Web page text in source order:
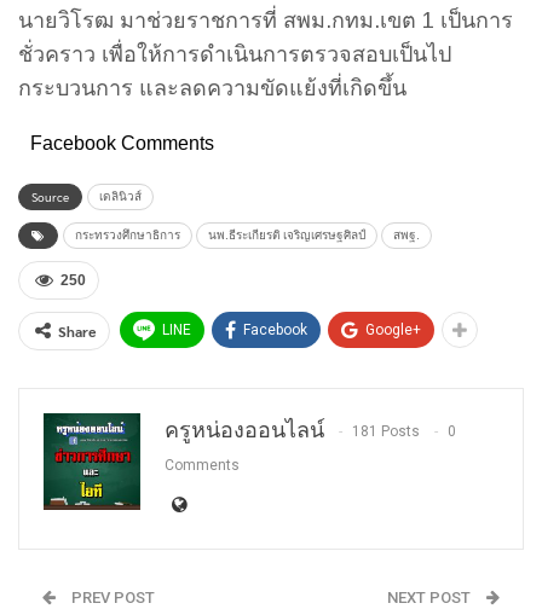
นายวิโรฒ มาช่วยราชการที่ สพม.กทม.เขต 1 เป็นการ
ชั่วคราว เพื่อให้การดำเนินการตรวจสอบเป็นไป
กระบวนการ และลดความขัดแย้งที่เกิดขึ้น
Facebook Comments
Source เดลินิวส์
กระทรวงศึกษาธิการ นพ.ธีระเกียรติ เจริญเศรษฐศิลป์ สพฐ.
250
Share LINE Facebook Google+
ครูหน่องออนไลน์ 181 Posts
0
Comments
PREV POST NEXT POST